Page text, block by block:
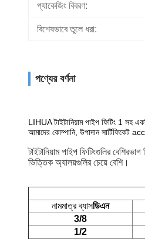
প্যাকেজিং বিবরণ:
বিশেষভাবে তুলে ধরা:
পণ্যের বর্ণনা
LIHUA টাইটানিয়াম পাইপ ফিটিং 1 সহ
আমাদের কোম্পানি, উপাদান
টাইটানিয়াম পাইপ ফিটিংগুলির
ভিত্তিক অ্যালয়গুলির চেয়ে বেশি।
নামমাত্র ব্যাসডিএন
3/8
1/2